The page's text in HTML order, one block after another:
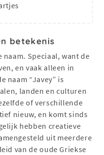
betekenis
naam. Speciaal, want de
en vaak alleen in
naam “Javey” is
landen en culturen
of verschillende
nieuw, en komt sinds
hebben creatieve
uit meerdere
van de oude Griekse